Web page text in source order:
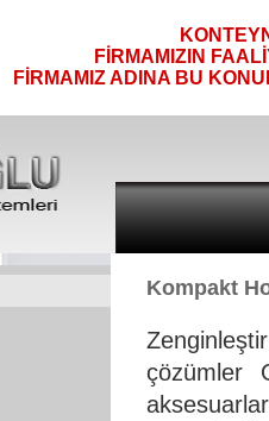
FİRMAMIZIN
FİRMAMIZ ADINA BU
Kompakt
çözümler